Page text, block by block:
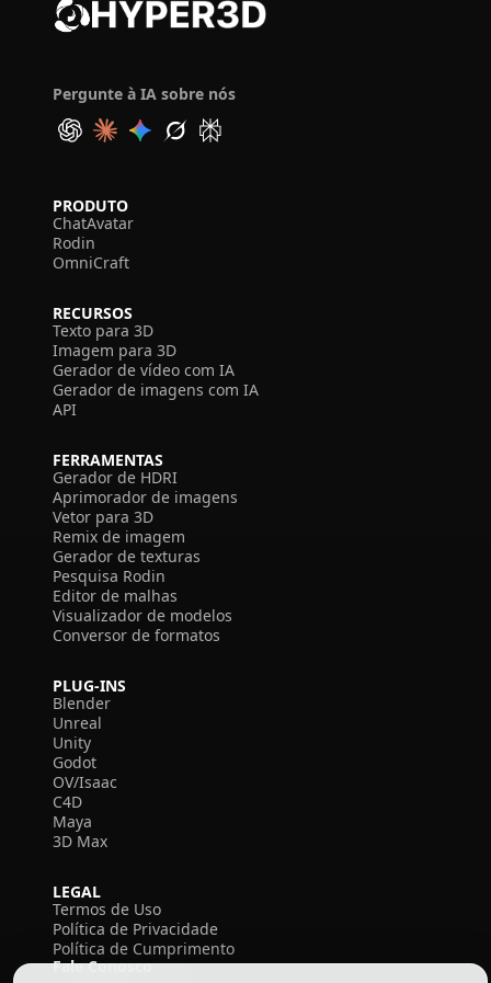
Pergunte à IA sobre nós
PRODUTO
ChatAvatar
Rodin
OmniCraft
RECURSOS
Texto para 3D
Imagem para 3D
Gerador de vídeo com IA
Gerador de imagens com IA
API
FERRAMENTAS
Gerador de HDRI
Aprimorador de imagens
Vetor para 3D
Remix de imagem
Gerador de texturas
Pesquisa Rodin
Editor de malhas
Visualizador de modelos
Conversor de formatos
PLUG-INS
Blender
Unreal
Unity
Godot
OV/Isaac
C4D
Maya
3D Max
LEGAL
Termos de Uso
Política de Privacidade
Política de Cumprimento
Fale Conosco